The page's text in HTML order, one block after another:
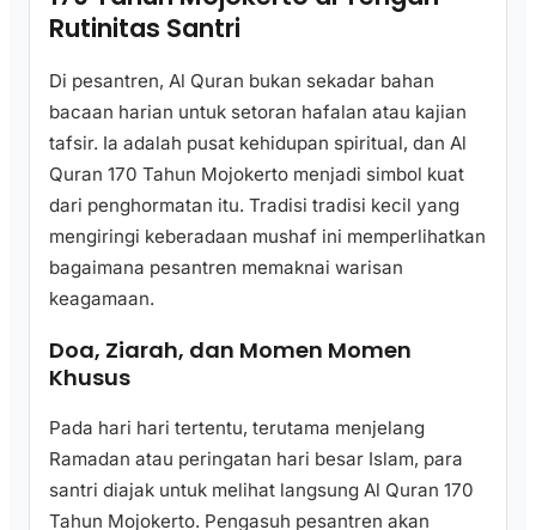
Rutinitas Santri
Di pesantren, Al Quran bukan sekadar bahan
bacaan harian untuk setoran hafalan atau kajian
tafsir. Ia adalah pusat kehidupan spiritual, dan Al
Quran 170 Tahun Mojokerto menjadi simbol kuat
dari penghormatan itu. Tradisi tradisi kecil yang
mengiringi keberadaan mushaf ini memperlihatkan
bagaimana pesantren memaknai warisan
keagamaan.
Doa, Ziarah, dan Momen Momen
Khusus
Pada hari hari tertentu, terutama menjelang
Ramadan atau peringatan hari besar Islam, para
santri diajak untuk melihat langsung Al Quran 170
Tahun Mojokerto. Pengasuh pesantren akan